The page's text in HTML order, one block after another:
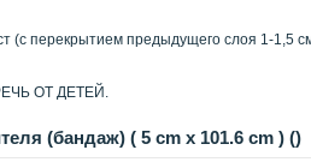
(с перекрытием предыдущего слоя 1-1,5
ОТ ДЕТЕЙ.
(бандаж) ( 5 cm х 101.6 cm ) ()